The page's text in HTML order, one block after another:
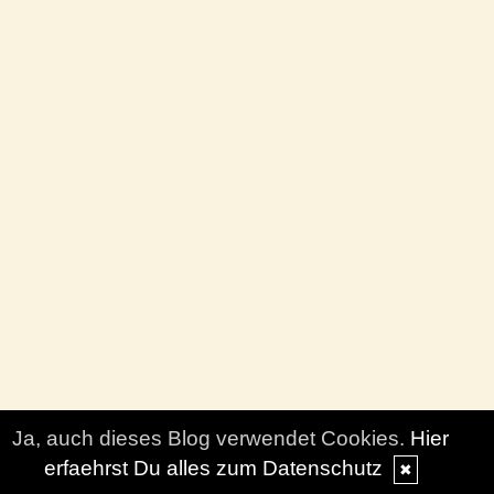
Ja, auch dieses Blog verwendet Cookies. Hier
erfaehrst Du alles zum Datenschutz
✖